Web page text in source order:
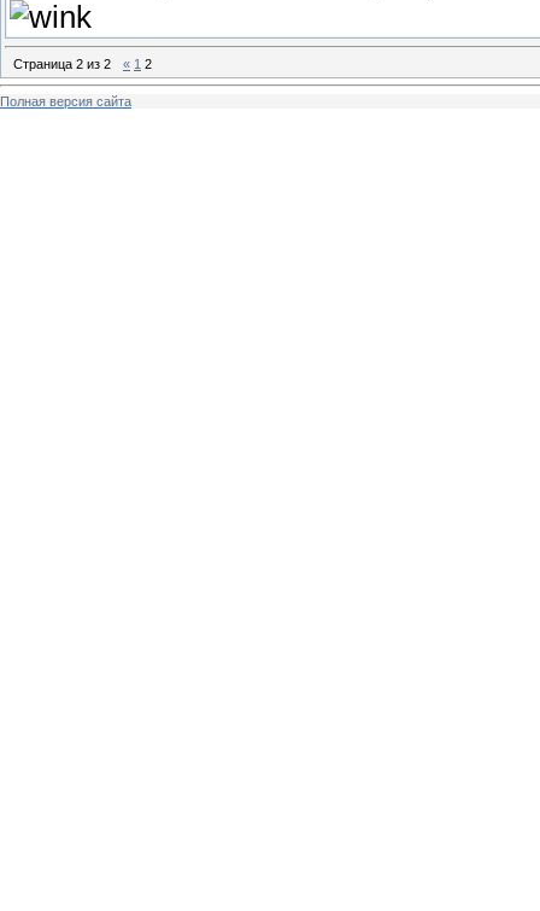
Страница 2 из 2 « 1 2
Полная версия сайта